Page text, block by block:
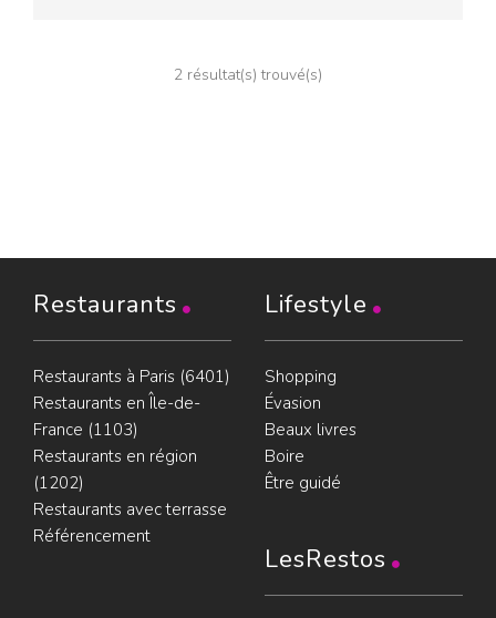
2 résultat(s) trouvé(s)
Restaurants
Restaurants à Paris (6401)
Restaurants en Île-de-
France (1103)
Restaurants en région
(1202)
Restaurants avec terrasse
Référencement
Lifestyle
Shopping
Évasion
Beaux livres
Boire
Être guidé
LesRestos